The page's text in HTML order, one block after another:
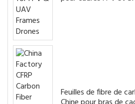
Feuilles de fibre de